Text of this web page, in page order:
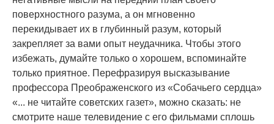
поверхностного разума, а он мгновенно
перекидывает их в глубинный разум, который
закрепляет за вами опыт неудачника. Чтобы этого
избежать, думайте только о хорошем, вспоминайте
только приятное. Перефразируя высказывание
профессора Преображенского из «Собачьего сердца»
«... не читайте советских газет», можно сказать: не
смотрите наше телевидение с его фильмами сплошь